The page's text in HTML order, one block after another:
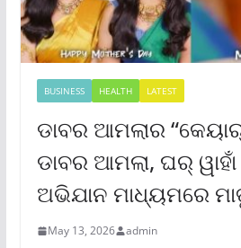
BUSINESS HEALTH LATEST
ଡାବର ଆମଲାର “କେୟାର୍
ଡାବର ଆମଲା, ଘର୍ ୱାହାଁ
ଅଭିଯାନ ମାଧ୍ୟମରେ
May 13, 2026 admin